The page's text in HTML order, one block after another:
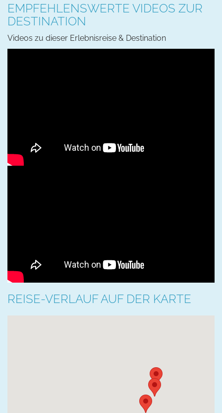
EMPFEHLENSWERTE VIDEOS ZUR
DESTINATION
Videos zu dieser Erlebnisreise & Destination
REISE-VERLAUF AUF DER KARTE